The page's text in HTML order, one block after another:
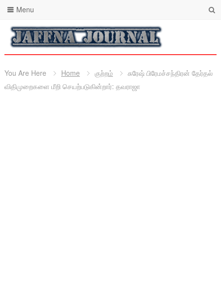
Menu
You Are Here Home குற்றம்
சுரேஷ் பிரேமச்சந்திரன் தேர்தல்
விதிமுறைகளை மீறி செயற்படுகின்றார்: தவராஜா